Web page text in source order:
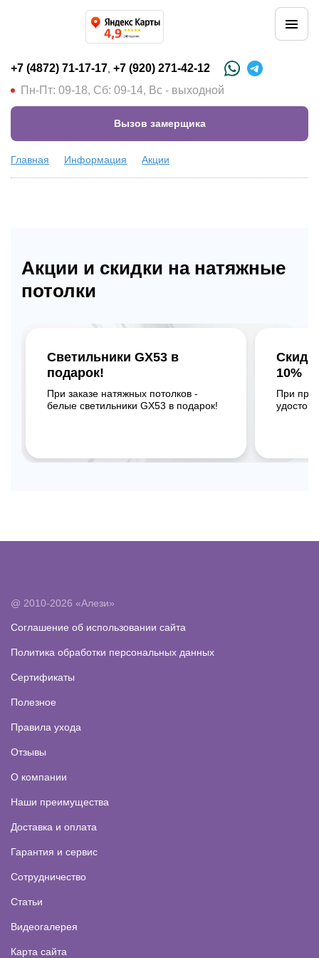
+7 (4872) 71-17-17 +7 (920) 271-42-12
Пн-Пт: 09-18, Сб: 09-14, Вс - выходной
Вызов замерщика
Главная Информация Акции
Акции и скидки на натяжные
потолки
Светильники GX53 в
подарок!
При заказе натяжных потолков -
белые светильники GX53 в подарок!
10%
При
@ 2010-2026 «Алези»
Соглашение об использовании сайта
Политика обработки персональных данных
Сертификаты
Полезное
Правила ухода
Отзывы
О компании
Наши преимущества
Доставка и оплата
Гарантия и сервис
Сотрудничество
Статьи
Видеогалерея
Карта сайта